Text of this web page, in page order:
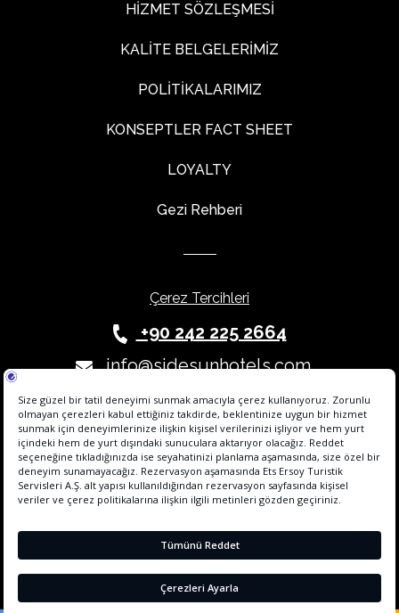
HİZMET SÖZLEŞMESİ
KALİTE BELGELERİMİZ
POLİTİKALARIMIZ
KONSEPTLER FACT SHEET
LOYALTY
Gezi Rehberi
Çerez Tercihleri
+90 242 225 2664
info@sidesunhotels.com
Etstur Elektronik Ticaret Bilgi Sistemi' ne (ETBİS) kayıtlıdır. Bu tesisin online
rezervasyon alt yapı hizmeti, Hotel Agent tarafından sağlanmaktadır.